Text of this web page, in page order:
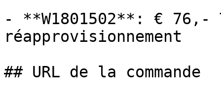
- **W1801502**: € 76,-
réapprovisionnement
## URL de la commande